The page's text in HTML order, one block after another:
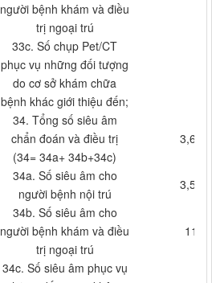
người bệnh khám và điều
trị ngoại trú
33c. Số chụp Pet/CT
phục vụ những đối tượng
do cơ sở khám chữa
bệnh khác giới thiệu đến;
34. Tổng số siêu âm
chẩn đoán và điều trị
(34= 34a+ 34b+34c)
3,694
34a. Số siêu âm cho
người bệnh nội trú
3,510
34b. Số siêu âm cho
người bệnh khám và điều
trị ngoại trú
112
34c. Số siêu âm phục vụ